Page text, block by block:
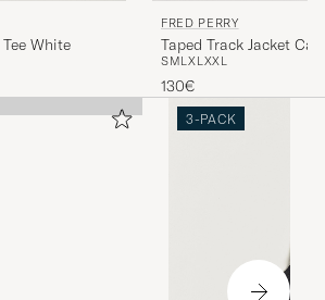
White
FRED PERRY
Taped Track Jacket
SMLXLXXL
130€
3-PACK